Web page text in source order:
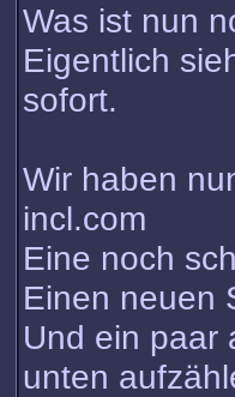
Was ist nun
Eigentlich
sofort.
Wir haben
incl.com
Eine noch
Einen neuen
Und ein paar
unten